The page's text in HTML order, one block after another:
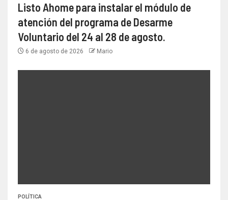
Listo Ahome para instalar el módulo de
atención del programa de Desarme
Voluntario del 24 al 28 de agosto.
6 de agosto de 2026 Mario
POLÍTICA